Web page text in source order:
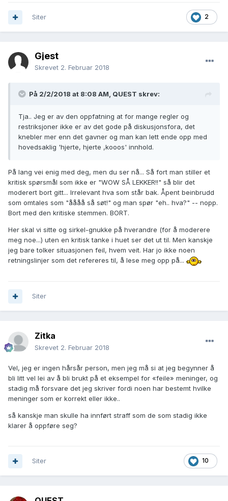
2
Siter
Gjest
Skrevet 2. Februar 2018
På 2/2/2018 at 8:08 AM, QUEST skrev:
Tja.. Jeg er av den oppfatning at for mange regler og
restriksjoner ikke er av det gode på diskusjonsfora, det
knebler mer enn det gavner og man kan lett ende opp med
hovedsaklig 'hjerte, hjerte ,kooos' innhold.
På lang vei enig med deg, men du ser nå... Så fort man stiller et
kritisk spørsmål som ikke er "WOW SÅ LEKKER!!" så blir det
moderert bort gitt... Irrelevant hva som står bak. Åpent beinbrudd
som omtales som "åååå så søt!" og man spør "eh.. hva?" -- nopp.
Bort med den kritiske stemmen. BORT.
Her skal vi sitte og sirkel-gnukke på hverandre (for å moderere
meg noe...) uten en kritisk tanke i huet ser det ut til. Men kanskje
jeg bare tolker situasjonen feil, hvem veit. Har jo ikke noen
retningslinjer som det refereres til, å lese meg opp på...
Siter
Zitka
Skrevet 2. Februar 2018
Vel, jeg er ingen hårsår person, men jeg må si at jeg begynner å
bli litt vel lei av å bli brukt på et eksempel for «feile» meninger, og
stadig må forsvare det jeg skriver fordi noen har bestemt hvilke
meninger som er korrekt eller ikke..
så kanskje man skulle ha innført straff som de som stadig ikke
klarer å oppføre seg?
10
Siter